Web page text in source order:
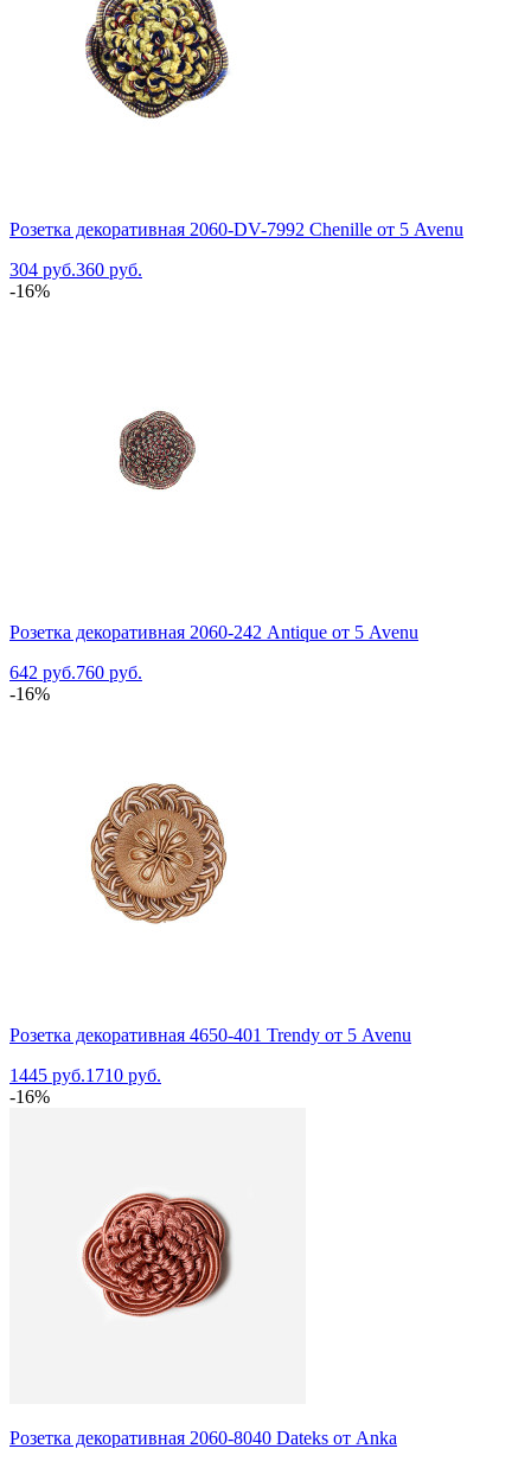
Розетка декоративная 2060-DV-7992 Chenille от 5 Avenu
304 руб.360 руб.
-16%
Розетка декоративная 2060-242 Antique от 5 Avenu
642 руб.760 руб.
-16%
Розетка декоративная 4650-401 Trendy от 5 Avenu
1445 руб.1710 руб.
-16%
Розетка декоративная 2060-8040 Dateks от Anka